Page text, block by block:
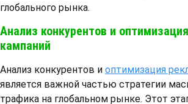
глобального рынка.
Анализ конкурентов и
кампаний
Анализ конкурентов и оптимизация
является важной частью стратегии
трафика на глобальном рынке. Этот